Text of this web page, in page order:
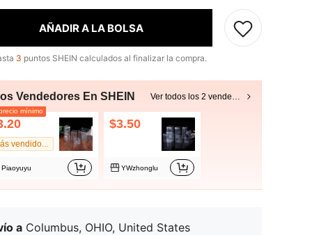
AÑADIR A LA BOLSA
3 puntos SHEIN calculados al finalizar la compra.
Vendedores En SHEIN Ver todos los 2 vendedores
mínimo
Piaoyuyu
$3.50
YWzhonglu
a Columbus, OHIO, United States